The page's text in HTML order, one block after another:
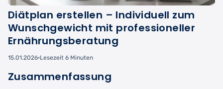
Diätplan erstellen – Individuell zum
Wunschgewicht mit professioneller
Ernährungsberatung
15.01.2026 Lesezeit 6 Minuten
Zusammenfassung